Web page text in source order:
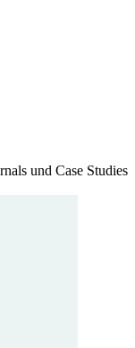
und Case Studies